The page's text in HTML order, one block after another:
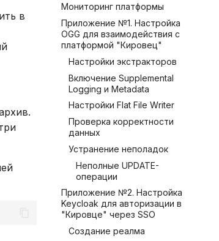
Мониторинг платформы
Приложение №1. Настройка
OGG для взаимодействия с
платформой "Кировец"
Настройки экстракторов
Включение Supplemental
Logging и Metadata
Настройки Flat File Writer
Проверка корректности
данных
Устранение неполадок
Неполные UPDATE-
операции
Приложение №2. Настройка
Keycloak для авторизации в
"Кировце" через SSO
Создание реалма
в